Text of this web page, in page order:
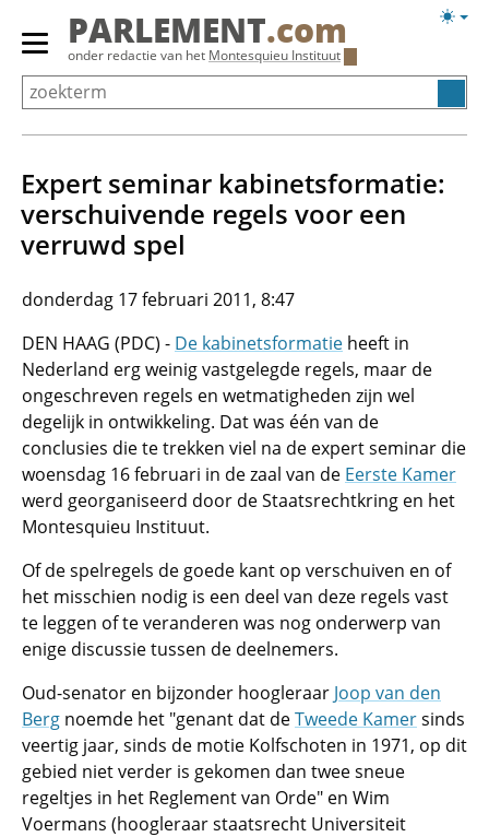
Overslaan
Primair
menu
tonen/verbergen
PARLEMENT.com
onder redactie van het Montesquieu Instituut
Expert seminar kabinetsformatie:
verschuivende regels voor een
verruwd spel
donderdag 17 februari 2011, 8:47
DEN HAAG (PDC) - De kabinetsformatie heeft in
Nederland erg weinig vastgelegde regels, maar de
ongeschreven regels en wetmatigheden zijn wel
degelijk in ontwikkeling. Dat was één van de
conclusies die te trekken viel na de expert seminar die
woensdag 16 februari in de zaal van de Eerste Kamer
werd georganiseerd door de Staatsrechtkring en het
Montesquieu Instituut.
Of de spelregels de goede kant op verschuiven en of
het misschien nodig is een deel van deze regels vast
te leggen of te veranderen was nog onderwerp van
enige discussie tussen de deelnemers.
Oud-senator en bijzonder hoogleraar Joop van den
Berg noemde het "genant dat deTweede Kamersinds
veertig jaar, sinds de motie Kolfschoten in 1971, op dit
gebied niet verder is gekomen dan twee sneue
regeltjes in het Reglement van Orde" en Wim
Voermans (hoogleraar staatsrecht Universiteit